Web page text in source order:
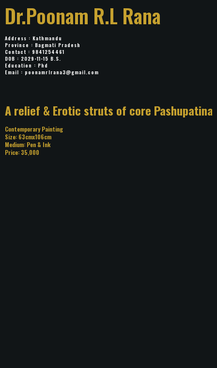
Dr.Poonam R.L Rana
Address : Kathmandu
Province : Bagmati Pradesh
Contact : 9841254461
DOB : 2029-11-15 B.S.
Education : Phd
Email : poonamrlrana3@gmail.com
Title: A relief & Erotic struts of core
Pashupatinath temple area
Category: Contemporary Painting
Size: 63cmx106cm
Medium: Pen & Ink
Price: 35,000